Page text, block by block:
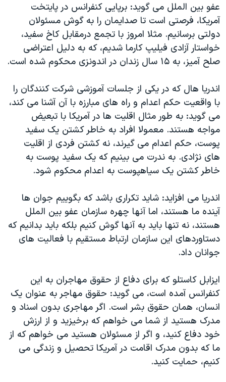
عفو بین الملل می گوید: برپایی کنفرانس در پایتخت
آمریکا، فرصتی است تا صدایمان را به گوش مسئولان
دولتی برسانیم. مثلا امروز با تجمع درمقابل کاخ سفید،
خواستار آزادی فیلیپ کارما شدیم، که به دلیل اعتراضی
صلح آمیز، به ۱۵ سال زندان در اندونزی محکوم شده است.
اندریا هال که در یکی از جلسات آموزشی شرکت کنندگان را
با واقعیت حکم اعدام و راه های مبارزه با آن آشنا می کند،
می گوید: به طور مثال اقلیت ها در آمریکا با تبعیض
مواجه هستند. معمولا افراد به خاطر کشتن یک سفید
پوست، حکم اعدام می گیرند، نه کشتن فردی از اقلیت
های نژادی. به ندرت می بینیم که یک سفید پوست به
خاطر کشتن یک سیاهپوست به اعدام محکوم شود.
اندریا می افزاید: شاید تکراری باشد که بگوییم جوان ها
آینده ما هستند، اما آنها چهره سازمان عفو بین الملل
هستند، نه تنها باید به آنها گوش کنیم بلکه باید بدانیم که
دستاوردهای این سازمان ارتباط مستقیم با فعالیت های
جوانان داد.
ایزابل کاستلو که برای دفاع از حقوق مهاجران به این
کنفرانس آمده است، می گوید: حقوق مهاجر به عنوان یک
انسان، همان حقوق بشر است. اگر مهاجری بدون اسناد و
مدرک هستید از شما می خواهم که برخیزید و از ارزش
خود دفاع کنید، و اگر از مسئولان هستید می خواهم که از
ما که بدون مدرک اقامت در آمریکا تحصیل و زندگی می
کنیم، حمایت کنید.